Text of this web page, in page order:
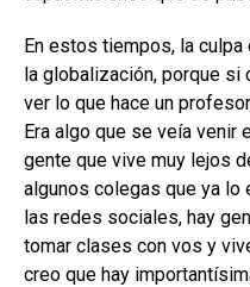
En estos tiempos, la
la globalización, porque si
ver lo que hace un
Era algo que se veía venir
gente que vive muy lejos
algunos colegas que ya lo
las redes sociales, hay
tomar clases con vos y
creo que hay